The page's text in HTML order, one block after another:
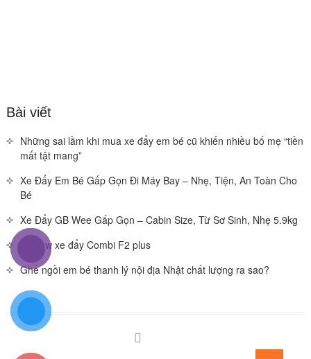
Bài viết
Những sai lầm khi mua xe đẩy em bé cũ khiến nhiều bố mẹ “tiền
mất tật mang”
Xe Đẩy Em Bé Gấp Gọn Đi Máy Bay – Nhẹ, Tiện, An Toàn Cho
Bé
Xe Đẩy GB Wee Gấp Gọn – Cabin Size, Từ Sơ Sinh, Nhẹ 5.9kg
Review xe đẩy Combi F2 plus
Ghế ngồi em bé thanh lý nội địa Nhật chất lượng ra sao?